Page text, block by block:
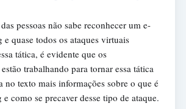
pessoas não sabe reconhecer um e-
quase todos os ataques virtuais
tática, é evidente que os
trabalhando para tornar essa tática
no texto mais informações sobre o que é
como se precaver desse tipo de ataque.